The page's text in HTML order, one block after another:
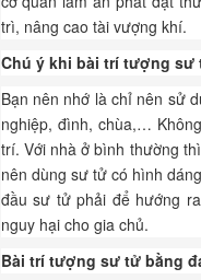
trì, nâng cao tài vượng khí.
Chú ý khi bài trí tượng sư
Bạn nên nhớ là chỉ nên sử
nghiệp, đình, chùa,…
trí. Với nhà ở bình thường
nên dùng sư tử có hình
đầu sư tử phải để hướng
nguy hại cho gia chủ.
Bài trí tượng sư tử bằng